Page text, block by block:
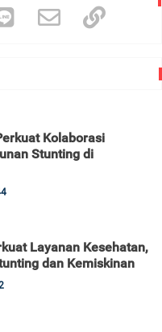
Kolaborasi
Stunting di
Layanan Kesehatan,
dan Kemiskinan